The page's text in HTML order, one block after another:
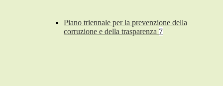
Piano triennale per la prevenzione della
corruzione e della trasparenza 7